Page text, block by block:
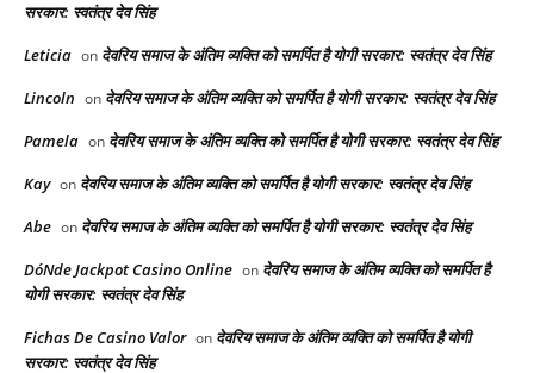
सरकार: स्वतंत्र देव सिंह
Leticia on देवरिय समाज के अंतिम व्यक्ति को समर्पित है योगी सरकार: स्वतंत्र देव सिंह
Lincoln on देवरिय समाज के अंतिम व्यक्ति को समर्पित है योगी सरकार: स्वतंत्र देव सिंह
Pamela on देवरिय समाज के अंतिम व्यक्ति को समर्पित है योगी सरकार: स्वतंत्र देव सिंह
Kay on देवरिय समाज के अंतिम व्यक्ति को समर्पित है योगी सरकार: स्वतंत्र देव सिंह
Abe on देवरिय समाज के अंतिम व्यक्ति को समर्पित है योगी सरकार: स्वतंत्र देव सिंह
DóNde Jackpot Casino Online on देवरिय समाज के अंतिम व्यक्ति को समर्पित है
योगी सरकार: स्वतंत्र देव सिंह
Fichas De Casino Valor on देवरिय समाज के अंतिम व्यक्ति को समर्पित है योगी
सरकार: स्वतंत्र देव सिंह